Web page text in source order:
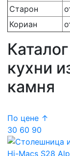
Старон
Кориан
кухни
камня
По цене ↑
30 60 90